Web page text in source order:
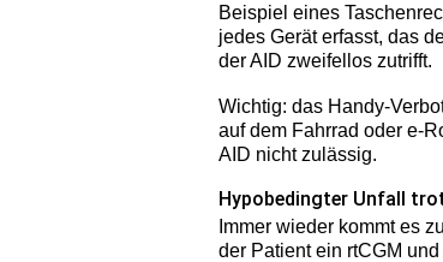
Beispiel eines
jedes Gerät erfasst, das
der AID zweifellos zutrifft.
Wichtig: das Handy-
auf dem Fahrrad oder e-
AID nicht zulässig.
Hypobedingter Unfall
Immer wieder kommt es
der Patient ein rtCGM